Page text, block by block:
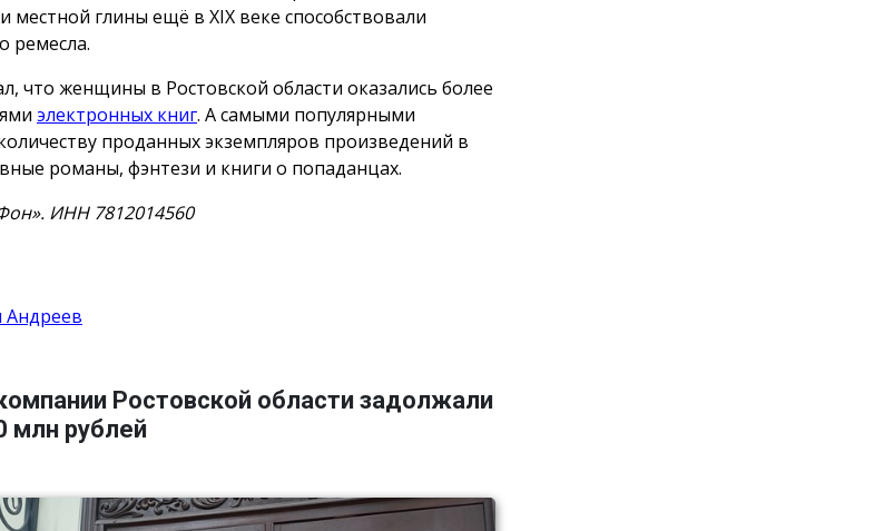
местной глины ещё в XIX веке способствовали
ремесла.
что женщины в Ростовской области оказались более
электронных книг. А самыми популярными
проданных экземпляров произведений в
романы, фэнтези и книги о попаданцах.
ИНН 7812014560
Андреев
Ростовской области задолжали
млн рублей